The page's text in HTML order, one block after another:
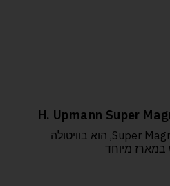
הסיגר החדש של המותג, Super Magnum, הוא בוויטולה
במארז מיוחד